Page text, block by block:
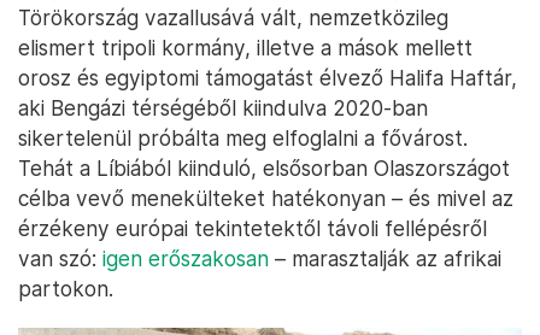
Törökország vazallusává vált, nemzetközileg
elismert tripoli kormány, illetve a mások mellett
orosz és egyiptomi támogatást élvező Halifa Haftár,
aki Bengázi térségéből kiindulva 2020-ban
sikertelenül próbálta meg elfoglalni a fővárost.
Tehát a Líbiából kiinduló, elsősorban Olaszországot
célba vevő menekülteket hatékonyan – és mivel az
érzékeny európai tekintetektől távoli fellépésről
van szó: igen erőszakosan – marasztalják az afrikai
partokon.